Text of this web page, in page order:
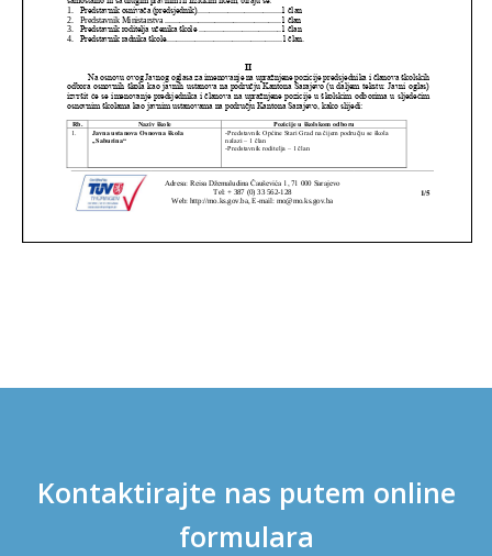
Kontaktirajte nas putem online
formulara